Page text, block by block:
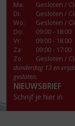
Ma:
Gesloten /
Di:
Gesloten /
Wo:
Gesloten /
Do:
09:00 - 18:00
Vr:
09:00 - 18:00
Za:
09:00 - 17:00
Zo:
Gesloten /
donderdag 13 en
gesloten.
NIEUWSBRIEF
Schrijf je hier in